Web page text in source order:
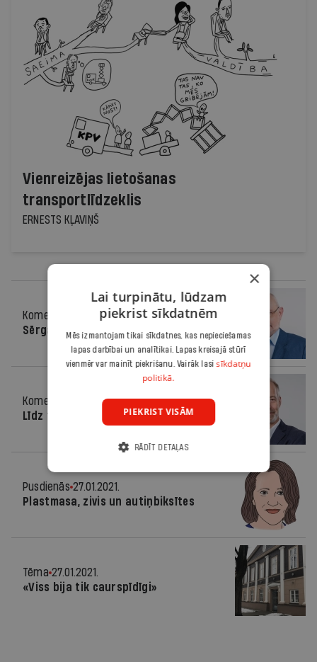
Vienreizējas lietošanas
transportlīdzeklis
ERNESTS KĻAVIŅŠ
Komentārs
27.01.2021.
Sērga un valdība
Komentārs
27.01.2021.
Līdz tuneļa galam
Pusdienās 27.01.2021.
Plastmasa, zivis un autiņbiksītes
Tēma 27.01.2021.
«Viss bija tik caurspīdīgi»
×
Lai turpinātu, lūdzam
piekrist sīkdatnēm
Mēs izmantojam tikai sīkdatnes, kas nepieciešamas
lapas darbībai un analītikai. Lapas kreisajā stūrī
vienmēr var mainīt piekrišanu. Vairāk lasisīkdatņu
politikā.
PIEKRIST VISĀM
RĀDĪT DETAĻAS